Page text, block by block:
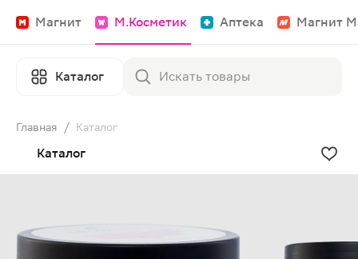
Магнит М.Косметик Аптека Магнит
Каталог
Главная / Каталог
Каталог